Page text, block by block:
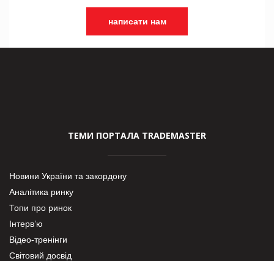
написати нам
ТЕМИ ПОРТАЛА TRADEMASTER
Новини України та закордону
Аналітика ринку
Топи про ринок
Інтерв’ю
Відео-тренінги
Світовий досвід